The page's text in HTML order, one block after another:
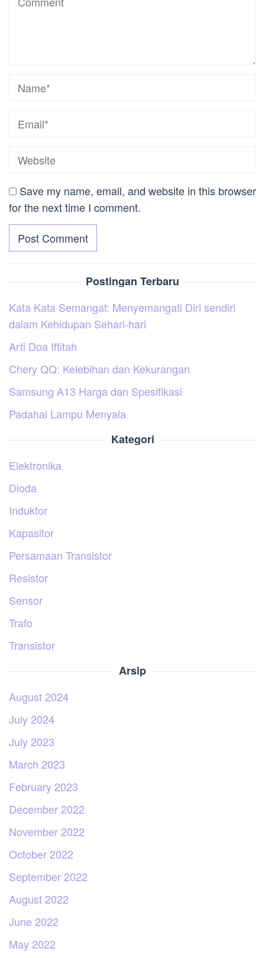
Save my name, email, and website in this browser
for the next time I comment.
Postingan Terbaru
Kata Kata Semangat: Menyemangati Diri sendiri
dalam Kehidupan Sehari-hari
Arti Doa Iftitah
Chery QQ: Kelebihan dan Kekurangan
Samsung A13 Harga dan Spesifikasi
Padahal Lampu Menyala
Kategori
Elektronika
Dioda
Induktor
Kapasitor
Persamaan Transistor
Resistor
Sensor
Trafo
Transistor
Arsip
August 2024
July 2024
July 2023
March 2023
February 2023
December 2022
November 2022
October 2022
September 2022
August 2022
June 2022
May 2022